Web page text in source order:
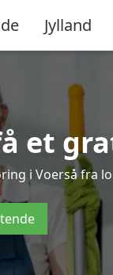
Jylland
et
i Voerså fra